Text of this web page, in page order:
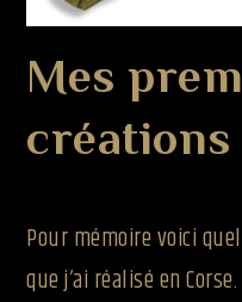
Mes
créations
Pour mémoire voici
que j’ai réalisé en Corse.